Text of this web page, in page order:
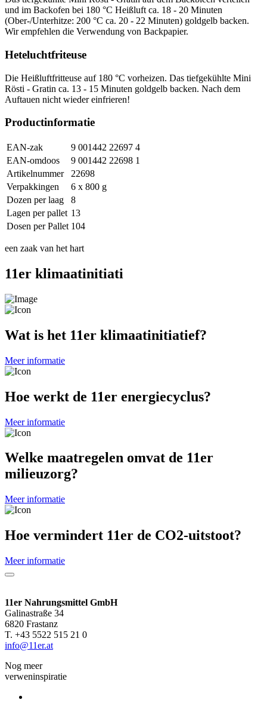
und im Backofen bei 180 °C Heißluft ca. 18 - 20 Minuten
(Ober-/Unterhitze: 200 °C ca. 20 - 22 Minuten) goldgelb backen.
Wir empfehlen die Verwendung von Backpapier.
Heteluchtfriteuse
Die Heißluftfritteuse auf 180 °C vorheizen. Das tiefgekühlte Mini
Rösti - Gratin ca. 13 - 15 Minuten goldgelb backen. Nach dem
Auftauen nicht wieder einfrieren!
Productinformatie
EAN-zak
9 001442 22697 4
EAN-omdoos
9 001442 22698 1
Artikelnummer
22698
Verpakkingen
6 x 800 g
Dozen per laag
8
Lagen per pallet 13
Dosen per Pallet 104
een zaak van het hart
11er klimaatinitiati
Wat is het 11er klimaatinitiatief?
Meer informatie
Hoe werkt de 11er energiecyclus?
Meer informatie
Welke maatregelen omvat de 11er
milieuzorg?
Meer informatie
Hoe vermindert 11er de CO2-uitstoot?
Meer informatie
11er Nahrungsmittel GmbH
Galinastraße 34
6820 Frastanz
T. +43 5522 515 21 0
info@11er.at
Nog meer
verweninspiratie